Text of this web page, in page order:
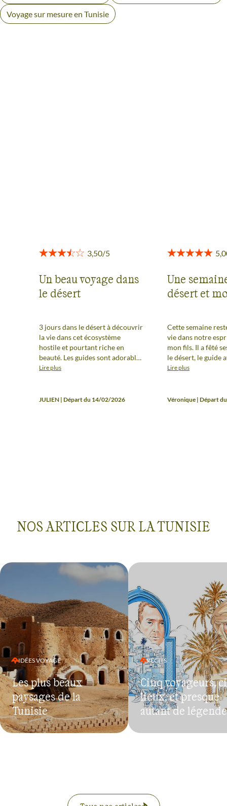
Voyage sur mesure en Tunisie
Un beau voyage dans
le désert
3 jours dans le désert à découvrir
la vie dans cet écosystème
hostile et pourtant riche en
beauté. Les guides sont adorables
malgré la difficulté d’évoluer
physiquement.
Lire plus
JULIEN | Départ du 14/02/2026
Une
désert et
Cette semaine
vie dans notre esprit pour
mon fils. Il a fêté
le désert, le guide
pensé au gâteau Nous avons
les repas et se
couchers de
Mehdi est un
Lire plus
Véronique | Départ
NOS ARTICLES SUR LA TUNISIE
IDÉES VOYAGE
Les plus beaux
paysages de la
Tunisie
RÉCITS
Cinq voyageurs,
lieux, et presque
autant de